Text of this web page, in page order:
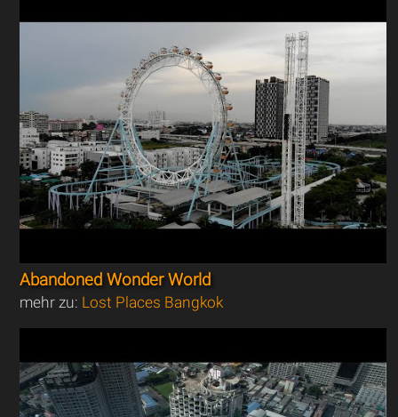
Abandoned Wonder World
mehr zu: Lost Places Bangkok